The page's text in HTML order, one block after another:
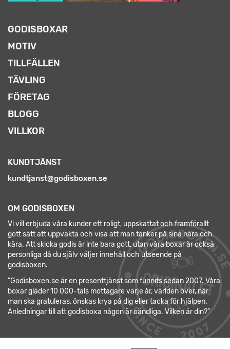
GODISBOXAR
MOTIV
TILLFÄLLEN
TÄVLING
FÖRETAG
BLOGG
VILLKOR
KUNDTJÄNST
kundtjanst@godisboxen.se
OM GODISBOXEN
Vi vill erbjuda våra kunder ett roligt, uppskattat och framförallt
gott sätt att uppvakta och visa att man tänker på sina nära och
kära. Att skicka godis är inte bara gott, utan våra boxar är också
personliga då du själv väljer innehåll och utseende på
godisboxen.
”Godisboxen.se är en presenttjänst som funnits sedan 2007. Våra
boxar gläder 10 000-tals mottagare varje år, världen över, när
man ska gratuleras, önskas krya på dig eller tacka för hjälpen.
Anledningar till att godisboxa någon är oändliga. Vilken är din?”